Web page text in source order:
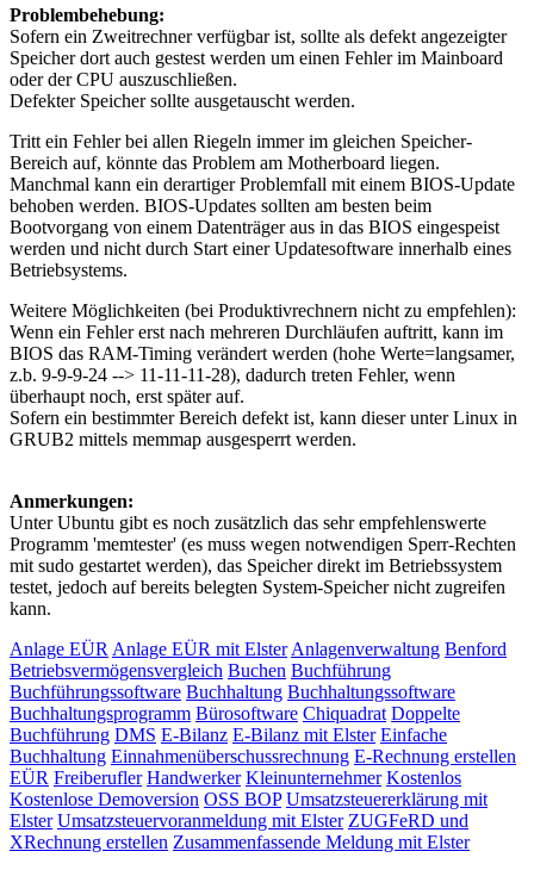
Problembehebung:
Sofern ein Zweitrechner verfügbar ist, sollte als defekt angezeigter
Speicher dort auch gestest werden um einen Fehler im Mainboard
oder der CPU auszuschließen.
Defekter Speicher sollte ausgetauscht werden.
Tritt ein Fehler bei allen Riegeln immer im gleichen Speicher-
Bereich auf, könnte das Problem am Motherboard liegen.
Manchmal kann ein derartiger Problemfall mit einem BIOS-Update
behoben werden. BIOS-Updates sollten am besten beim
Bootvorgang von einem Datenträger aus in das BIOS eingespeist
werden und nicht durch Start einer Updatesoftware innerhalb eines
Betriebsystems.
Weitere Möglichkeiten (bei Produktivrechnern nicht zu empfehlen):
Wenn ein Fehler erst nach mehreren Durchläufen auftritt, kann im
BIOS das RAM-Timing verändert werden (hohe Werte=langsamer,
z.b. 9-9-9-24 --> 11-11-11-28), dadurch treten Fehler, wenn
überhaupt noch, erst später auf.
Sofern ein bestimmter Bereich defekt ist, kann dieser unter Linux in
GRUB2 mittels memmap ausgesperrt werden.
Anmerkungen:
Unter Ubuntu gibt es noch zusätzlich das sehr empfehlenswerte
Programm 'memtester' (es muss wegen notwendigen Sperr-Rechten
mit sudo gestartet werden), das Speicher direkt im Betriebssystem
testet, jedoch auf bereits belegten System-Speicher nicht zugreifen
kann.
Anlage EÜR Anlage EÜR mit Elster Anlagenverwaltung Benford
Betriebsvermögensvergleich Buchen Buchführung
Buchführungssoftware Buchhaltung Buchhaltungssoftware
Buchhaltungsprogramm Bürosoftware Chiquadrat Doppelte
Buchführung DMS E-Bilanz E-Bilanz mit Elster Einfache
Buchhaltung Einnahmenüberschussrechnung E-Rechnung erstellen
EÜR Freiberufler Handwerker Kleinunternehmer Kostenlos
Kostenlose Demoversion OSS BOP Umsatzsteuererklärung mit
Elster Umsatzsteuervoranmeldung mit Elster ZUGFeRD und
XRechnung erstellen Zusammenfassende Meldung mit Elster